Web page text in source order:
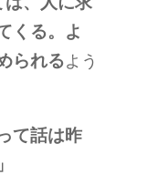
くる。よ
られるよう
て話は昨